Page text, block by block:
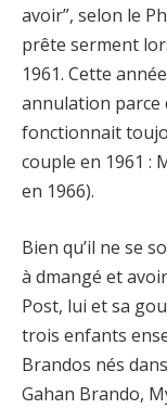
avoir”, selon le
prête serment
1961. Cette
annulation parce
fonctionnait
couple en 1961 :
en 1966).
Bien qu’il ne se
à dmangé et
Post, lui et sa
trois enfants
Brandos nés
Gahan Brando,